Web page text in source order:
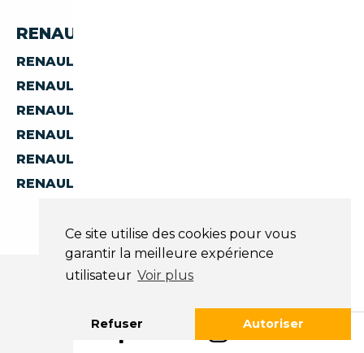
Ce site utilise des cookies pour vous
garantir la meilleure expérience
utilisateur Voir plus
Refuser Autoriser
RENAULT PAR PAYS
RENAULT D'ALLEMAGNE
RENAULT D'AUTRICHE
RENAULT D'ESPAGNE
RENAULT D'ITALIE
RENAULT DE BELGIQUE
RENAULT DES PAYS-BAS